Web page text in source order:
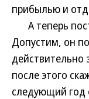
прибылью и
А теперь
Допустим, он
действительно
после этого
следующий год